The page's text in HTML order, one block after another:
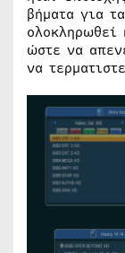
βήματα για
ολοκληρωθεί
ώστε να
να